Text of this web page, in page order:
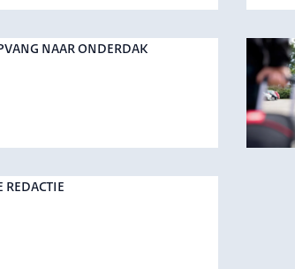
NAAR ONDERDAK
REDACTIE